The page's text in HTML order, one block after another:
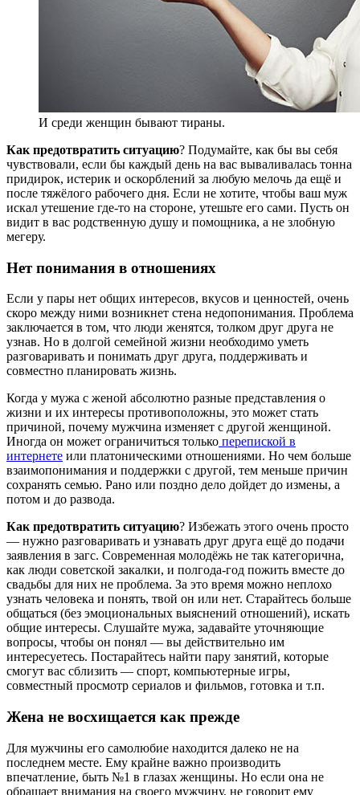
И среди женщин бывают тираны.
Как предотвратить ситуацию? Подумайте, как бы вы себя
чувствовали, если бы каждый день на вас вываливалась тонна
придирок, истерик и оскорблений за любую мелочь да ещё и
после тяжёлого рабочего дня. Если не хотите, чтобы ваш муж
искал утешение где-то на стороне, утешьте его сами. Пусть он
видит в вас родственную душу и помощника, а не злобную
мегеру.
Нет понимания в отношениях
Если у пары нет общих интересов, вкусов и ценностей, очень
скоро между ними возникнет стена недопонимания. Проблема
заключается в том, что люди женятся, толком друг друга не
узнав. Но в долгой семейной жизни необходимо уметь
разговаривать и понимать друг друга, поддерживать и
совместно планировать жизнь.
Когда у мужа с женой абсолютно разные представления о
жизни и их интересы противоположны, это может стать
причиной, почему мужчина изменяет с другой женщиной.
Иногда он может ограничиться только перепиской в
интернете или платоническими отношениями. Но чем больше
взаимопонимания и поддержки с другой, тем меньше причин
сохранять семью. Рано или поздно дело дойдет до измены, а
потом и до развода.
Как предотвратить ситуацию? Избежать этого очень просто
— нужно разговаривать и узнавать друг друга ещё до подачи
заявления в загс. Современная молодёжь не так категорична,
как люди советской закалки, и полгода-год пожить вместе до
свадьбы для них не проблема. За это время можно неплохо
узнать человека и понять, твой он или нет. Старайтесь больше
общаться (без эмоциональных выяснений отношений), искать
общие интересы. Слушайте мужа, задавайте уточняющие
вопросы, чтобы он понял — вы действительно им
интересуетесь. Постарайтесь найти пару занятий, которые
смогут вас сблизить — спорт, компьютерные игры,
совместный просмотр сериалов и фильмов, готовка и т.п.
Жена не восхищается как прежде
Для мужчины его самолюбие находится далеко не на
последнем месте. Ему крайне важно производить
впечатление, быть №1 в глазах женщины. Но если она не
обращает внимания на своего мужчину, не говорит ему